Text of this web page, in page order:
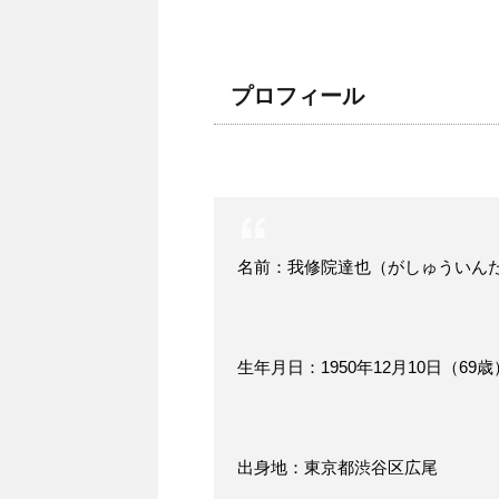
プロフィール
名前：我修院達也（がしゅういん
生年月日：1950年12月10日（69歳
出身地：東京都渋谷区広尾